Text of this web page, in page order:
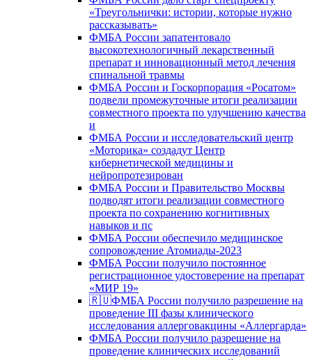
«Треугольнички: истории, которые нужно
рассказывать»
ФМБА России запатентовало
высокотехнологичный лекарственный
препарат и инновационный метод лечения
спинальной травмы
ФМБА России и Госкорпорация «Росатом»
подвели промежуточные итоги реализации
совместного проекта по улучшению качества
и
ФМБА России и исследовательский центр
«Моторика» создадут Центр
кибернетической медицины и
нейропротезирован
ФМБА России и Правительство Москвы
подводят итоги реализации совместного
проекта по сохранению когнитивных
навыков и пс
ФМБА России обеспечило медицинское
сопровождение Атомиады-2023
ФМБА России получило постоянное
регистрационное удостоверение на препарат
«МИР 19»
🇷🇺ФМБА России получило разрешение на
проведение III фазы клинического
исследования аллерговакцины «Аллергарда»
ФМБА России получило разрешение на
проведение клинических исследований